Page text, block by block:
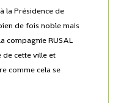
la Présidence de
de fois noble mais
compagnie RUSAL
de cette ville et
comme cela se